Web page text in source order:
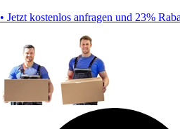
• Jetzt kostenlos anfragen und 23%